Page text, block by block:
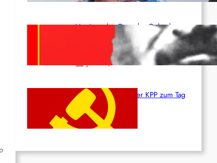
Vorsitzender Gonzalo: Gebt das
Leben für die Partei und die
Juni 19, 2026
Beschluss des ZK der KPP zum Tag
des Heldentums
Juni 19, 2026